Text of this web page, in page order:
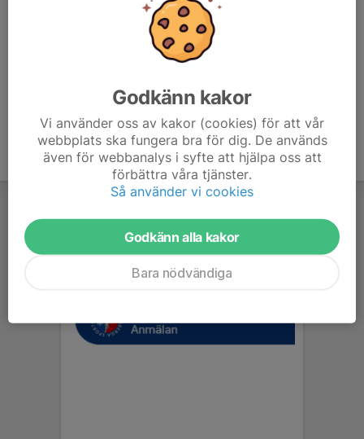
Godkänn kakor
Vi använder oss av kakor (cookies) för att vår
webbplats ska fungera bra för dig. De används
även för webbanalys i syfte att hjälpa oss att
förbättra våra tjänster.
Så använder vi cookies
Godkänn alla kakor
Bara nödvändiga